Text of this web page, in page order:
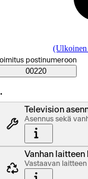
(Ulkoinen
Saatavuustiedot
tilaustapa
postinumeroon
00220
Television
Asennus sekä
Vanhan laitteen
Vastaavan